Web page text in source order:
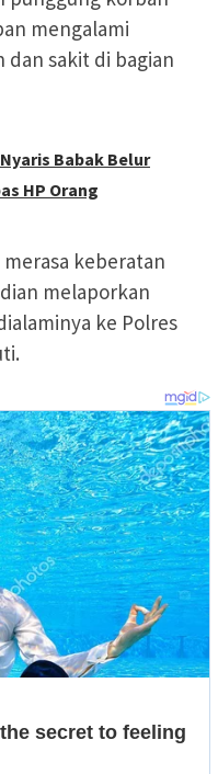
mengalami
dan sakit di bagian
Babak Belur
HP Orang
keberatan
melaporkan
ke Polres